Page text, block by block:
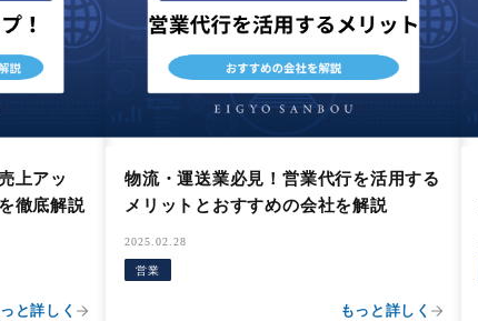
上アッ
徹底解説
と詳しく
物流・運送業必見！営業代行を活用する
メリットとおすすめの会社を解説
2025.02.28
営業
もっと詳しく